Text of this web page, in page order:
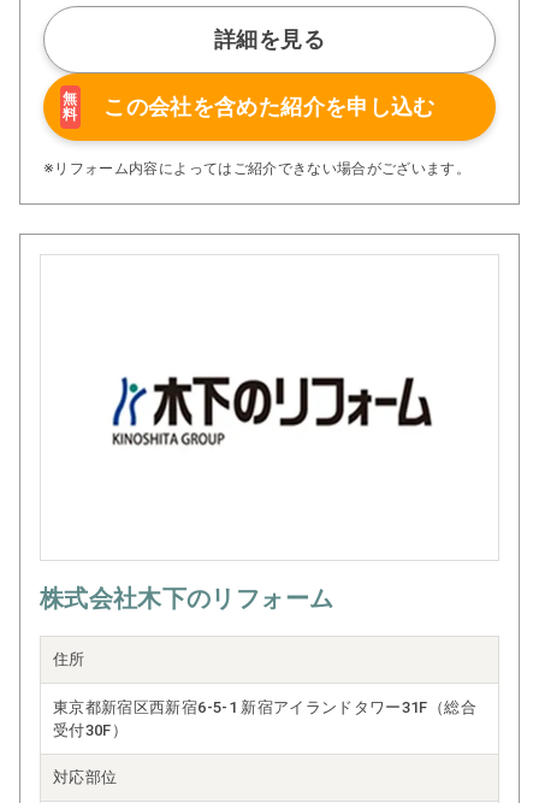
Ginzaは、お客様満足度の向上を第一に、従業員の生活安
定はもちろんの事、延いては事業を通じて社会貢献活動の
一翼を担うという使命の基、文字通り「社会の公器」を目
指して日々活動に取り組んでおります。
「企業は社会の公器」であり、健全な企業経営が日本経済
を支え、人々を豊かにし、行く行くは国の発展に寄与する
ものであると信じ、今後も努力を惜しまず続けて参りま
す。
詳細を見る
無
料
この会社を含めた紹介を申し込む
※リフォーム内容によってはご紹介できない場合がございます。
株式会社木下のリフォーム
住所
東京都新宿区西新宿6-5-1 新宿アイランドタワー31F（総合
受付30F）
対応部位